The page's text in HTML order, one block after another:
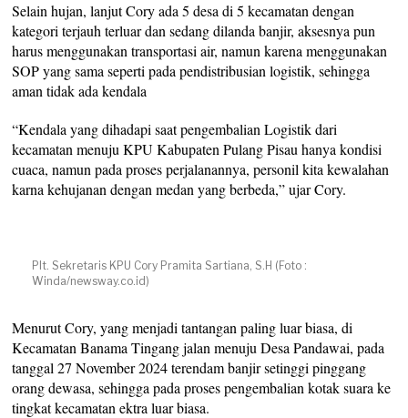
Selain hujan, lanjut Cory ada 5 desa di 5 kecamatan dengan
kategori terjauh terluar dan sedang dilanda banjir, aksesnya pun
harus menggunakan transportasi air, namun karena menggunakan
SOP yang sama seperti pada pendistribusian logistik, sehingga
aman tidak ada kendala
“Kendala yang dihadapi saat pengembalian Logistik dari
kecamatan menuju KPU Kabupaten Pulang Pisau hanya kondisi
cuaca, namun pada proses perjalanannya, personil kita kewalahan
karna kehujanan dengan medan yang berbeda,” ujar Cory.
Plt. Sekretaris KPU Cory Pramita Sartiana, S.H (Foto :
Winda/newsway.co.id)
Menurut Cory, yang menjadi tantangan paling luar biasa, di
Kecamatan Banama Tingang jalan menuju Desa Pandawai, pada
tanggal 27 November 2024 terendam banjir setinggi pinggang
orang dewasa, sehingga pada proses pengembalian kotak suara ke
tingkat kecamatan ektra luar biasa.